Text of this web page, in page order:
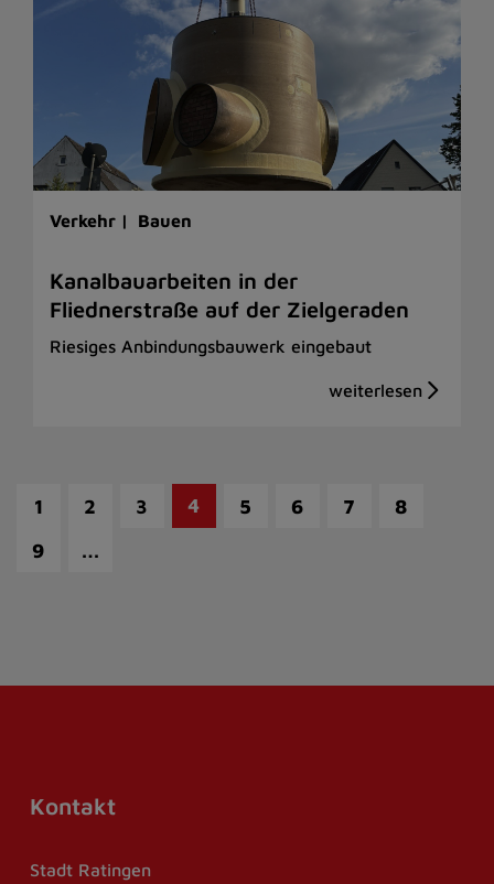
Verkehr | Bauen
Kanalbauarbeiten in der
Fliednerstraße auf der Zielgeraden
Riesiges Anbindungsbauwerk eingebaut
1 2 3 4 5 6 7
8
9
…
Kontakt
Stadt Ratingen